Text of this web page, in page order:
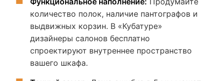
количество полок, наличие пантографов и
выдвижных корзин. В «Кубатуре»
дизайнеры салонов бесплатно
спроектируют внутреннее пространство
вашего шкафа.